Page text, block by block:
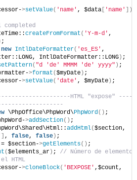
>setValue( 'name' , $data 'name' ])
createFromFormat ( 'Y-m-d' ,
;
new IntlDateFormatter( 'es_ES' ,
IntlDateFormatter::LONG ) ;
( "d 'de' MMMM 'de' yyyy" ) ;
>format ($myDate ) ;
>setValue( 'date' , $myDate ) ;
HTML "expose" -----
\PhpOffice\PhpWord\PhpWord() ;
>addSection() ;
addHtml($section,
, false, false ) ;
= $section->getElements() ;
($elements_ar ) ; // Número de elementos
HTML
>cloneBlock( 'BEXPOSE'